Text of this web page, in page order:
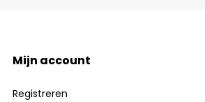
Mijn account
Registreren